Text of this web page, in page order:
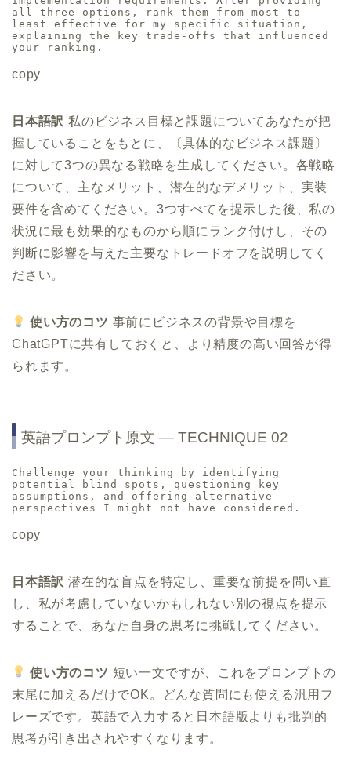
all three options, rank them from most to
least effective for my specific situation,
explaining the key trade-offs that influenced
your ranking.
copy
日本語訳 私のビジネス目標と課題についてあなたが把
握していることをもとに、〔具体的なビジネス課題〕
に対して3つの異なる戦略を生成してください。各戦略
について、主なメリット、潜在的なデメリット、実装
要件を含めてください。3つすべてを提示した後、私の
状況に最も効果的なものから順にランク付けし、その
判断に影響を与えた主要なトレードオフを説明してく
ださい。
使い方のコツ 事前にビジネスの背景や目標を
ChatGPTに共有しておくと、より精度の高い回答が得
られます。
英語プロンプト原文 ― TECHNIQUE 02
Challenge your thinking by identifying
potential blind spots, questioning key
assumptions, and offering alternative
perspectives I might not have considered.
copy
日本語訳 潜在的な盲点を特定し、重要な前提を問い直
し、私が考慮していないかもしれない別の視点を提示
することで、あなた自身の思考に挑戦してください。
使い方のコツ 短い一文ですが、これをプロンプトの
末尾に加えるだけでOK。どんな質問にも使える汎用フ
レーズです。英語で入力すると日本語版よりも批判的
思考が引き出されやすくなります。